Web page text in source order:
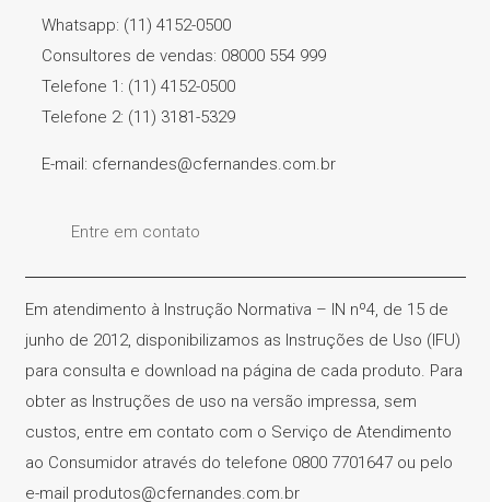
Whatsapp: (11) 4152-0500
Consultores de vendas: 08000 554 999
Telefone 1: (11) 4152-0500
Telefone 2: (11) 3181-5329
E-mail: cfernandes@cfernandes.com.br
Entre em contato
Em atendimento à Instrução Normativa – IN nº4, de 15 de
junho de 2012, disponibilizamos as Instruções de Uso (IFU)
para consulta e download na página de cada produto. Para
obter as Instruções de uso na versão impressa, sem
custos, entre em contato com o Serviço de Atendimento
ao Consumidor através do telefone 0800 7701647 ou pelo
e-mail produtos@cfernandes.com.br